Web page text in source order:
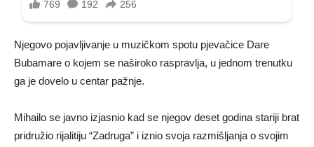
Njegovo pojavljivanje u muzičkom spotu pjevačice Dare
Bubamare o kojem se naširoko raspravlja, u jednom trenutku
ga je dovelo u centar pažnje.
Mihailo se javno izjasnio kad se njegov deset godina stariji brat
pridružio rijalitiju “Zadruga” i iznio svoja razmišljanja o svojim